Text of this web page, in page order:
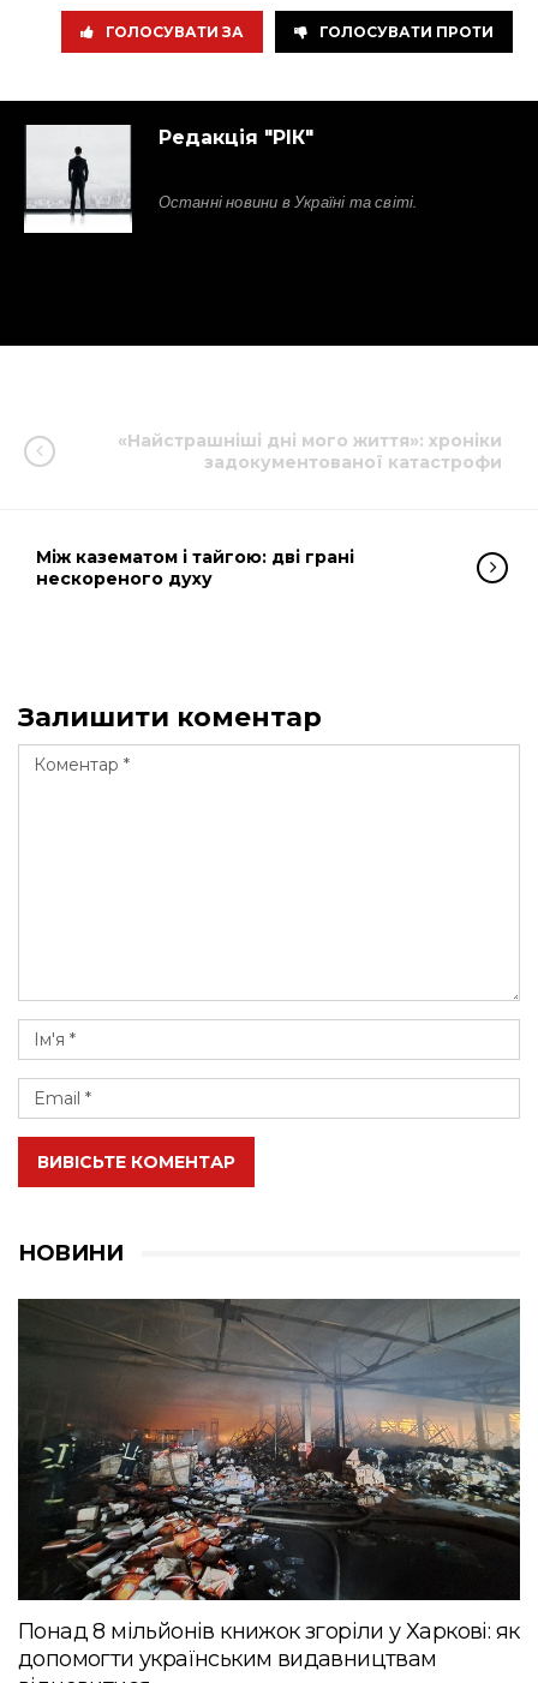
ГОЛОСУВАТИ ЗА ГОЛОСУВАТИ ПРОТИ
Редакція "РІК"
Останні новини в Україні та світі.
«Найстрашніші дні мого життя»: хроніки
задокументованої катастрофи
Між казематом і тайгою: дві грані
нескореного духу
Залишити коментар
ВИВІСЬТЕ КОМЕНТАР
НОВИНИ
Понад 8 мільйонів книжок згоріли у Харкові: як
допомогти українським видавництвам